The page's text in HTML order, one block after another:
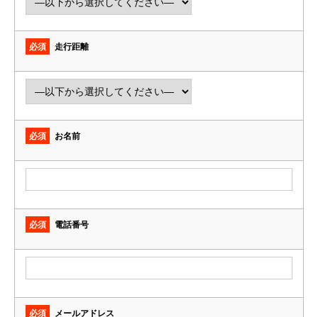
必須 走行距離
必須 お名前
必須 電話番号
必須 メールアドレス